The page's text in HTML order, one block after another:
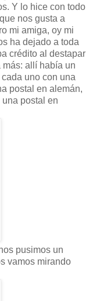
Y lo hice con todo
nos gusta a
mi amiga, oy mi
ha dejado a toda
crédito al destapar
allí había un
uno con una
postal en alemán,
postal en
pusimos un
vamos mirando